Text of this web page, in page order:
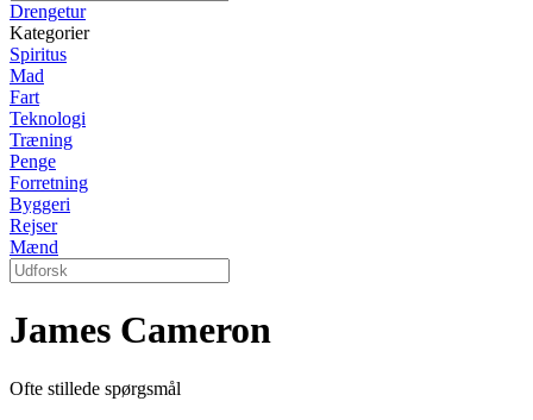
Drengetur
Kategorier
Spiritus
Mad
Fart
Teknologi
Træning
Penge
Forretning
Byggeri
Rejser
Mænd
James Cameron
Ofte stillede spørgsmål